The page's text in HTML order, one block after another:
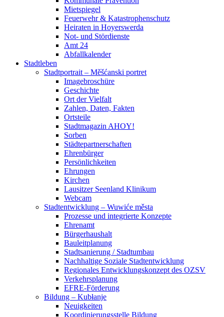
Mietspiegel
Feuerwehr & Katastrophenschutz
Heiraten in Hoyerswerda
Not- und Stördienste
Amt 24
Abfallkalender
Stadtleben
Stadtportrait – Měšćanski portret
Imagebroschüre
Geschichte
Ort der Vielfalt
Zahlen, Daten, Fakten
Ortsteile
Stadtmagazin AHOY!
Sorben
Städtepartnerschaften
Ehrenbürger
Persönlichkeiten
Ehrungen
Kirchen
Lausitzer Seenland Klinikum
Webcam
Stadtentwicklung – Wuwiće města
Prozesse und integrierte Konzepte
Ehrenamt
Bürgerhaushalt
Bauleitplanung
Stadtsanierung / Stadtumbau
Nachhaltige Soziale Stadtentwicklung
Regionales Entwicklungskonzept des OZSV
Verkehrsplanung
EFRE-Förderung
Bildung – Kubłanje
Neuigkeiten
Koordinierungsstelle Bildung